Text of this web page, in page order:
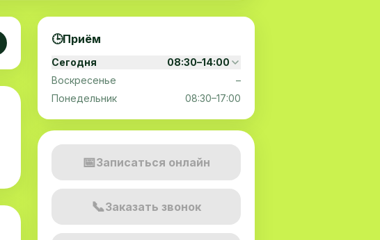
🕒Приём
Сегодня
08:30–14:00
Воскресенье
–
Понедельник
08:30–17:00
📅Записаться онлайн
📞Заказать звонок